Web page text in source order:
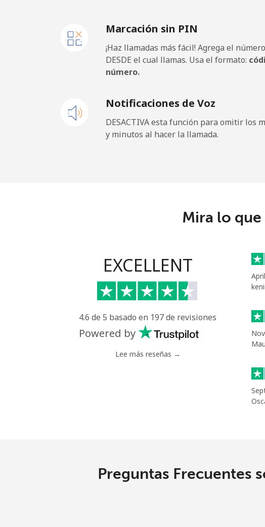
Celular
Malaysia
Celular
Maldives
Celular
Malta
Línea fija
Celular
Marcación sin PIN
¡Haz llamadas más fácil! Agrega el
DESDE el cual llamas. Usa el formato:
número.
Notificaciones de Voz
DESACTIVA esta función para omitir los
y minutos al hacer la llamada.
Mira lo
EXCELLENT
4.6 de 5 basado en 197 de revisiones
Powered by
Lee más reseñas →
Preguntas Frecuentes